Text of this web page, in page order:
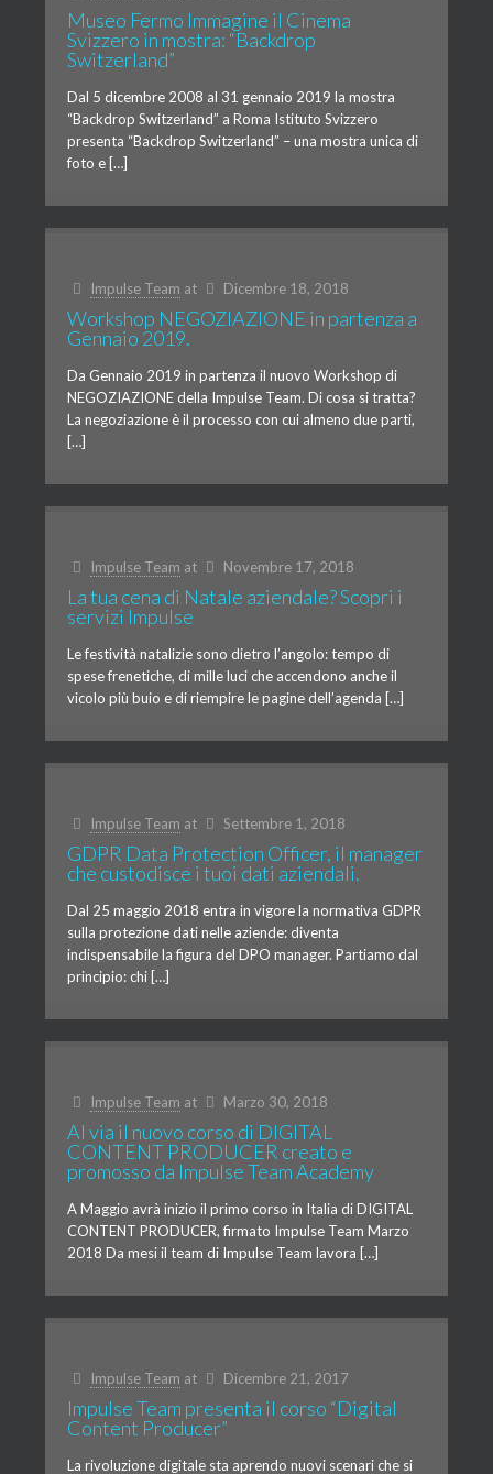
Museo Fermo Immagine il Cinema
Svizzero in mostra: “Backdrop
Switzerland”
Dal 5 dicembre 2008 al 31 gennaio 2019 la mostra
“Backdrop Switzerland” a Roma Istituto Svizzero
presenta “Backdrop Switzerland” – una mostra unica di
foto e […]
Impulse Team at Dicembre 18, 2018
Workshop NEGOZIAZIONE in partenza a
Gennaio 2019.
Da Gennaio 2019 in partenza il nuovo Workshop di
NEGOZIAZIONE della Impulse Team. Di cosa si tratta?
La negoziazione è il processo con cui almeno due parti,
[…]
Impulse Team at Novembre 17, 2018
La tua cena di Natale aziendale? Scopri i
servizi Impulse
Le festività natalizie sono dietro l’angolo: tempo di
spese frenetiche, di mille luci che accendono anche il
vicolo più buio e di riempire le pagine dell’agenda […]
Impulse Team at Settembre 1, 2018
GDPR Data Protection Officer, il manager
che custodisce i tuoi dati aziendali.
Dal 25 maggio 2018 entra in vigore la normativa GDPR
sulla protezione dati nelle aziende: diventa
indispensabile la figura del DPO manager. Partiamo dal
principio: chi […]
Impulse Team at Marzo 30, 2018
Al via il nuovo corso di DIGITAL
CONTENT PRODUCER creato e
promosso da Impulse Team Academy
A Maggio avrà inizio il primo corso in Italia di DIGITAL
CONTENT PRODUCER, firmato Impulse Team Marzo
2018 Da mesi il team di Impulse Team lavora […]
Impulse Team at Dicembre 21, 2017
Impulse Team presenta il corso “Digital
Content Producer”
La rivoluzione digitale sta aprendo nuovi scenari che si